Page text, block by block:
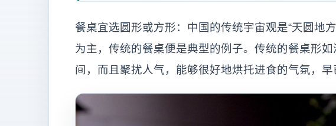
餐桌宜选圆形或方形：中国的传统宇宙观是“天圆地
为主，传统的餐桌便是典型的例子。传统的餐桌形
间，而且聚扰人气，能够很好地烘托进食的气氛，早